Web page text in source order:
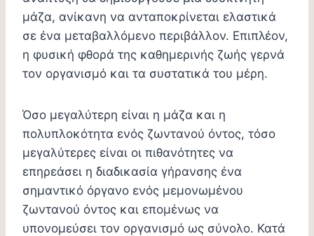
μάζα, ανίκανη να ανταποκρίνεται ελαστικά
σε ένα μεταβαλλόμενο περιβάλλον. Επιπλέον,
η φυσική φθορά της καθημερινής ζωής γερνά
τον οργανισμό και τα συστατικά του μέρη.
Όσο μεγαλύτερη είναι η μάζα και η
πολυπλοκότητα ενός ζωντανού όντος, τόσο
μεγαλύτερες είναι οι πιθανότητες να
επηρεάσει η διαδικασία γήρανσης ένα
σημαντικό όργανο ενός μεμονωμένου
ζωντανού όντος και επομένως να
υπονομεύσει τον οργανισμό ως σύνολο. Κατά